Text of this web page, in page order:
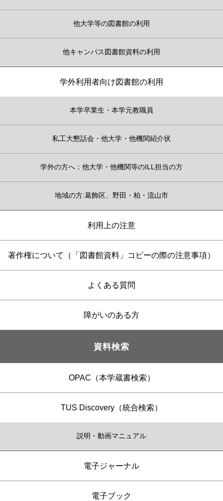
他大学等の図書館の利用
他キャンパス図書館資料の利用
学外利用者向け図書館の利用
本学卒業生・本学元教職員
私工大懇話会・他大学・他機関紹介状
学外の方へ：他大学・他機関等のILL担当の方
地域の方:葛飾区、野田・柏・流山市
利用上の注意
著作権について（「図書館資料」コピーの際の注意事項）
よくある質問
障がいのある方
資料検索
OPAC（本学蔵書検索）
TUS Discovery（統合検索）
説明・動画マニュアル
電子ジャーナル
電子ブック